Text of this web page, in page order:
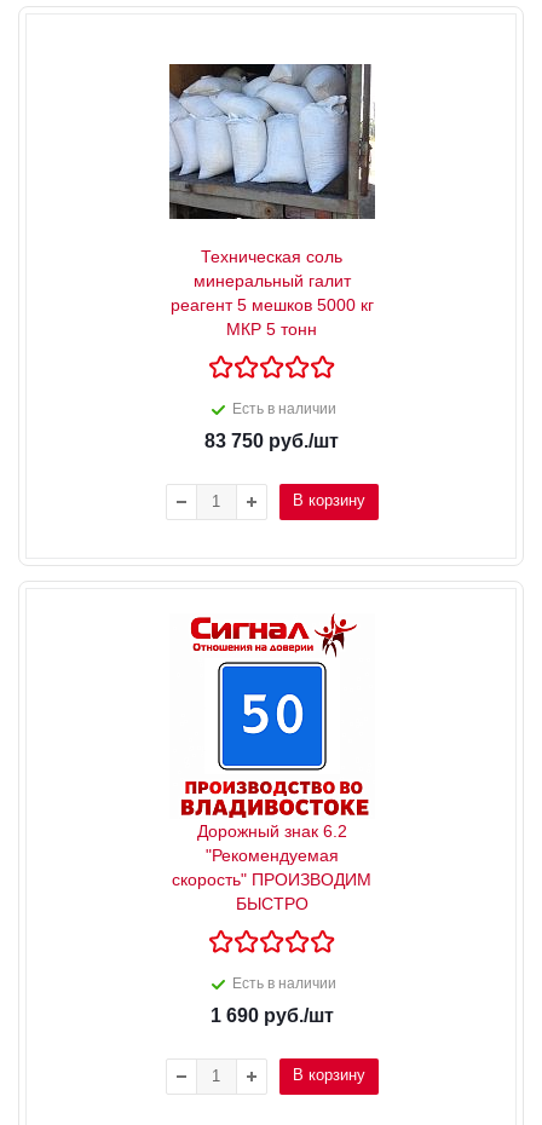
Техническая соль
минеральный галит
реагент 5 мешков 5000 кг
МКР 5 тонн
Есть в наличии
83 750 руб./шт
В корзину
Дорожный знак 6.2
"Рекомендуемая
скорость" ПРОИЗВОДИМ
БЫСТРО
Есть в наличии
1 690руб./шт
В корзину